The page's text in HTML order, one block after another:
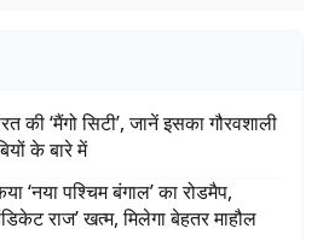
की ‘मैंगो सिटी’, जानें इसका गौरवशाली
के बारे में
‘नया पश्चिम बंगाल’ का रोडमैप,
राज’ खत्म, मिलेगा बेहतर माहौल